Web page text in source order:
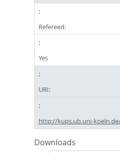
Refereed:
Yes
URI:
http://kups.ub.uni-
Downloads